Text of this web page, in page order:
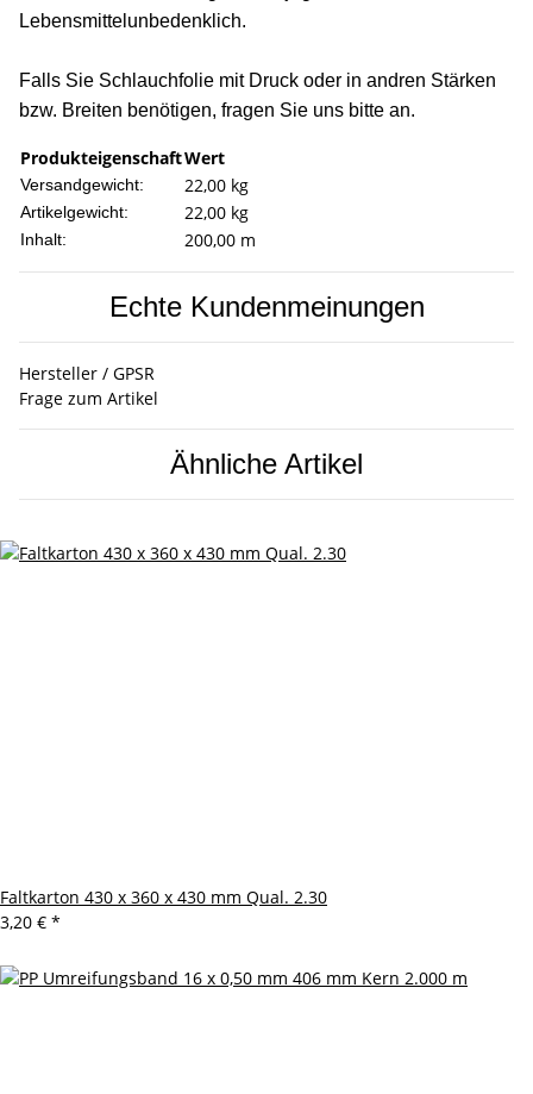
Lebensmittelunbedenklich.
Falls Sie Schlauchfolie mit Druck oder in andren Stärken
bzw. Breiten benötigen, fragen Sie uns bitte an.
ProdukteigenschaftWert
Versandgewicht: 22,00 kg
Artikelgewicht: 22,00 kg
Inhalt: 200,00 m
Echte Kundenmeinungen
Hersteller / GPSR
Frage zum Artikel
Ähnliche Artikel
Faltkarton 430 x 360 x 430 mm Qual. 2.30
3,20 € *